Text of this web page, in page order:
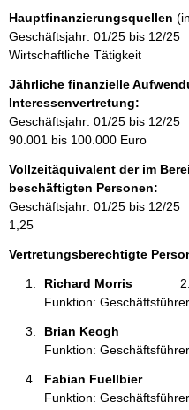
t
i
n
f
o
r
m
t
i
o
n
e
Hauptfinanzierungsquellen
Geschäftsjahr: 01/25 bis 12/25
Wirtschaftliche Tätigkeit
Jährliche finanzielle
Interessenvertretung:
Geschäftsjahr: 01/25 bis 12/25
90.001 bis 100.000 Euro
Vollzeitäquivalent der im
beschäftigten Personen:
Geschäftsjahr: 01/25 bis 12/25
1,25
Vertretungsberechtigte
Richard Morris
Funktion: Geschäftsführer
Brian Keogh
Funktion: Geschäftsführer
Fabian Fuellbier
Funktion: